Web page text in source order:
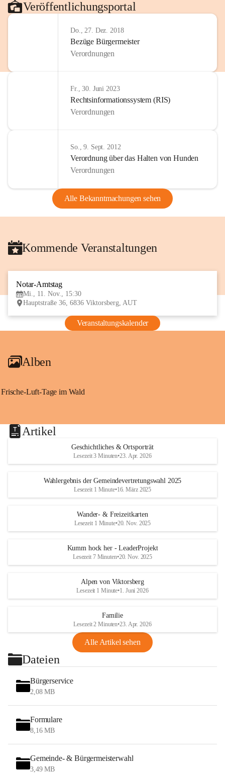
Veröffentlichungsportal
Do., 27. Dez. 2018
Bezüge Bürgermeister
Verordnungen
Fr., 30. Juni 2023
Rechtsinformationssystem (RIS)
Verordnungen
So., 9. Sept. 2012
Verordnung über das Halten von Hunden
Verordnungen
Alle Bekanntmachungen sehen
Kommende Veranstaltungen
Notar-Amtstag
Mi., 11. Nov., 15:30
Hauptstraße 36, 6836 Viktorsberg, AUT
Veranstaltungskalender
Alben
Frische-Luft-Tage im Wald
Artikel
Geschichtliches & Ortsporträt
Lesezeit 3 Minuten•23. Apr. 2026
Wahlergebnis der Gemeindevertretungswahl 2025
Lesezeit 1 Minute•16. März 2025
Wander- & Freizeitkarten
Lesezeit 1 Minute•20. Nov. 2025
Kumm hock her - LeaderProjekt
Lesezeit 7 Minuten•20. Nov. 2025
Alpen von Viktorsberg
Lesezeit 1 Minute•1. Juni 2026
Familie
Lesezeit 2 Minuten•23. Apr. 2026
Alle Artikel sehen
Dateien
Bürgerservice
2,08 MB
Formulare
8,16 MB
Gemeinde- & Bürgermeisterwahl
3,49 MB